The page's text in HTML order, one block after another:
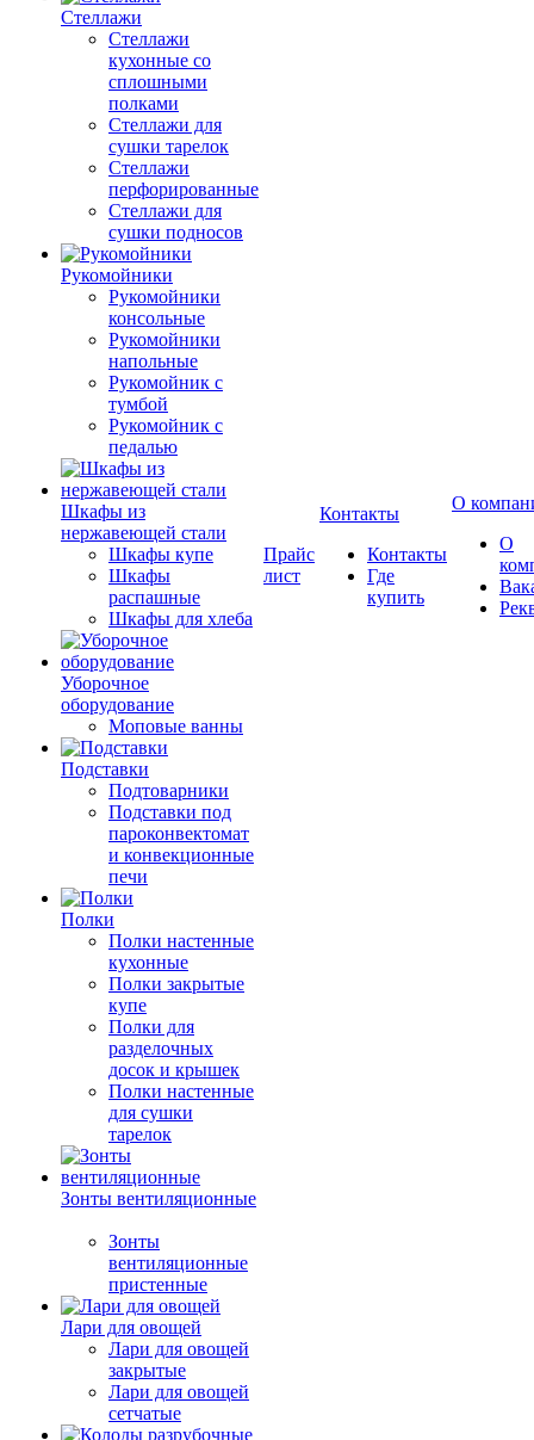
Стеллажи
Стеллажи
кухонные со
сплошными
полками
Стеллажи для
сушки тарелок
Стеллажи
перфорированные
Стеллажи для
сушки подносов
Рукомойники
Рукомойники
консольные
Рукомойники
напольные
Рукомойник с
тумбой
Рукомойник с
педалью
Шкафы из
нержавеющей стали
Шкафы купе
Шкафы
распашные
Шкафы для хлеба
Уборочное
оборудование
Моповые ванны
Подставки
Подтоварники
Подставки под
пароконвектомат
и конвекционные
печи
Полки
Полки настенные
кухонные
Полки закрытые
купе
Полки для
разделочных
досок и крышек
Полки настенные
для сушки
тарелок
Зонты вентиляционные
Зонты
вентиляционные
пристенные
Лари для овощей
Лари для овощей
закрытые
Лари для овощей
сетчатые
Прайс
лист
Контакты
Контакты
Где
купить
О
О